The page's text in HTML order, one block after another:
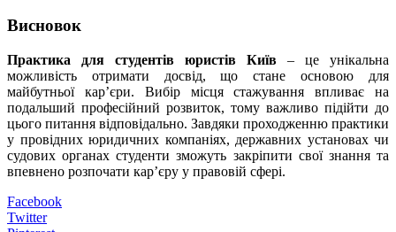
Висновок
Практика для студентів юристів Київ – це унікальна
можливість отримати досвід, що стане основою для
майбутньої кар’єри. Вибір місця стажування впливає на
подальший професійний розвиток, тому важливо підійти до
цього питання відповідально. Завдяки проходженню практики
у провідних юридичних компаніях, державних установах чи
судових органах студенти зможуть закріпити свої знання та
впевнено розпочати кар’єру у правовій сфері.
Facebook
Twitter